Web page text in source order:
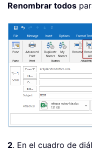
Renombrar todos
2. En el cuadro de